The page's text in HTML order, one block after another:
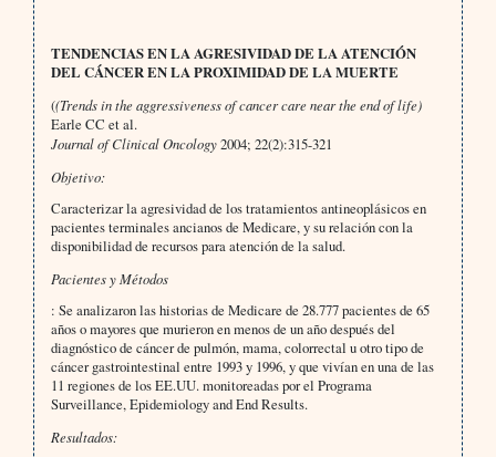
TENDENCIAS EN LA AGRESIVIDAD DE LA ATENCIÓN
DEL CÁNCER EN LA PROXIMIDAD DE LA MUERTE
((Trends in the aggressiveness of cancer care near the end of life)
Earle CC et al.
Journal of Clinical Oncology2004; 22(2):315-321
Objetivo:
Caracterizar la agresividad de los tratamientos antineoplásicos en
pacientes terminales ancianos de Medicare, y su relación con la
disponibilidad de recursos para atención de la salud.
Pacientes y Métodos
: Se analizaron las historias de Medicare de 28.777 pacientes de 65
años o mayores que murieron en menos de un año después del
diagnóstico de cáncer de pulmón, mama, colorrectal u otro tipo de
cáncer gastrointestinal entre 1993 y 1996, y que vivían en una de las
11 regiones de los EE.UU. monitoreadas por el Programa
Surveillance, Epidemiology and End Results.
Resultados: